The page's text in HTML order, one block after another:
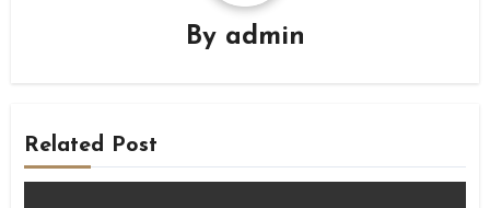
By admin
Related Post